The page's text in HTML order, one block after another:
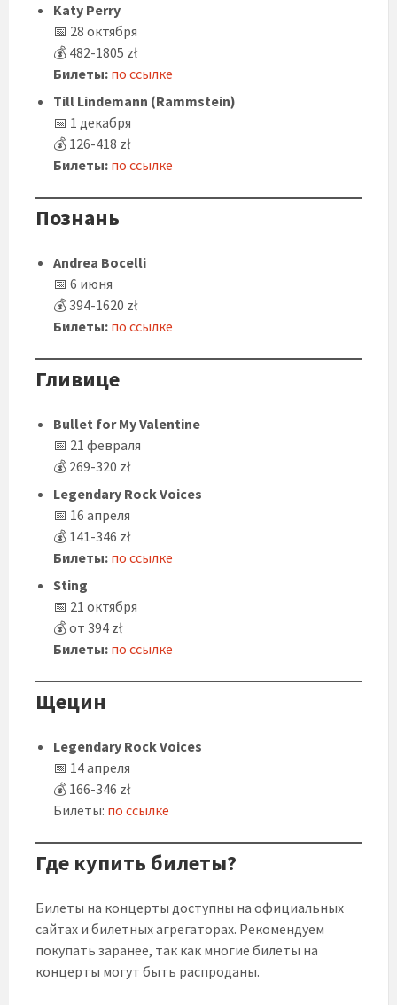
Katy Perry
📅 28 октября
💰 482-1805 zł
Билеты: по ссылке
Till Lindemann (Rammstein)
📅 1 декабря
💰 126-418 zł
Билеты: по ссылке
Познань
Andrea Bocelli
📅 6 июня
💰 394-1620 zł
Билеты: по ссылке
Гливице
Bullet for My Valentine
📅 21 февраля
💰 269-320 zł
Legendary Rock Voices
📅 16 апреля
💰 141-346 zł
Билеты: по ссылке
Sting
📅 21 октября
💰 от 394 zł
Билеты: по ссылке
Щецин
Legendary Rock Voices
📅 14 апреля
💰 166-346 zł
Билеты: по ссылке
Где купить билеты?
Билеты на концерты доступны на официальных
сайтах и билетных агрегаторах. Рекомендуем
покупать заранее, так как многие билеты на
концерты могут быть распроданы.